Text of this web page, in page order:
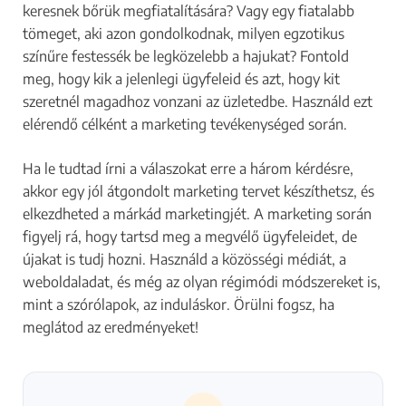
szolgáltatásaimra
A szalonom ismertségét
szeretném növelni
Új szolgáltatást szeretnék
bevezetni
jelentkezőt
Szalonba keresek munkatársat
Többet is választhatsz.
Mivel foglalkozol?*
Barber
Fodrász
Hajhosszabbítás / Hajfonás
Kéz és körömápoló
Kozmetikus
keresnek bőrük megfiatalítására? Vagy egy fiatalabb
tömeget, aki azon gondolkodnak, milyen egzotikus
színűre festessék be legközelebb a hajukat? Fontold
meg, hogy kik a jelenlegi ügyfeleid és azt, hogy kit
szeretnél magadhoz vonzani az üzletedbe. Használd ezt
elérendő célként a marketing tevékenységed során.
Ha le tudtad írni a válaszokat erre a három kérdésre,
akkor egy jól átgondolt marketing tervet készíthetsz, és
elkezdheted a márkád marketingjét. A marketing során
figyelj rá, hogy tartsd meg a megvélő ügyfeleidet, de
újakat is tudj hozni. Használd a közösségi médiát, a
weboldaladat, és még az olyan régimódi módszereket is,
mint a szórólapok, az induláskor. Örülni fogsz, ha
meglátod az eredményeket!